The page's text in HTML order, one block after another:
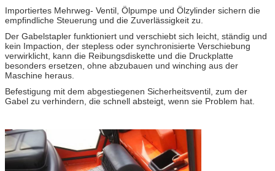
Importiertes Mehrweg- Ventil, Ölpumpe und Ölzylinder sichern die
empfindliche Steuerung und die Zuverlässigkeit zu.
Der Gabelstapler funktioniert und verschiebt sich leicht, ständig und
kein Impaction, der stepless oder synchronisierte Verschiebung
verwirklicht, kann die Reibungsdiskette und die Druckplatte
besonders ersetzen, ohne abzubauen und winching aus der
Maschine heraus.
Befestigung mit dem abgestiegenen Sicherheitsventil, zum der
Gabel zu verhindern, die schnell absteigt, wenn sie Problem hat.